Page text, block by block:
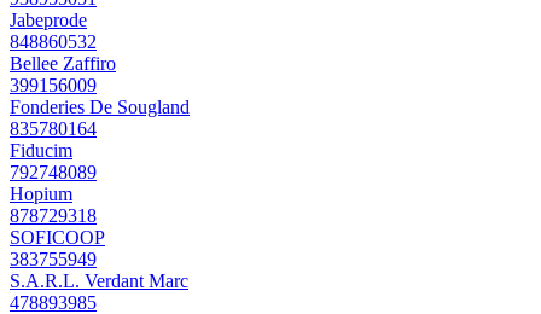
Jabeprode
848860532
Bellee Zaffiro
399156009
Fonderies De Sougland
835780164
Fiducim
792748089
Hopium
878729318
SOFICOOP
383755949
S.A.R.L. Verdant Marc
478893985